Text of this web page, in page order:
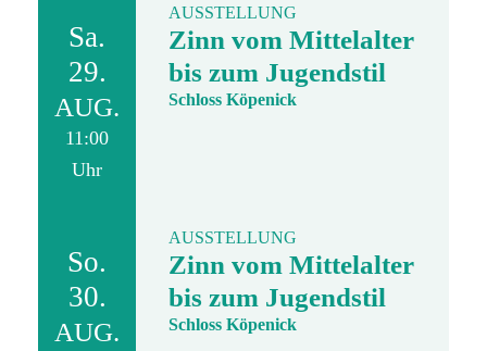
Sa.
29.
AUG.
11:00
Uhr
AUSSTELLUNG
Zinn vom Mittelalter
bis zum Jugendstil
Schloss Köpenick
So.
30.
AUG.
AUSSTELLUNG
Zinn vom Mittelalter
bis zum Jugendstil
Schloss Köpenick